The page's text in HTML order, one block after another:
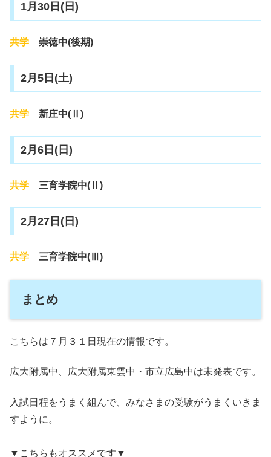
1月30日(日)
共学 崇徳中(後期)
2月5日(土)
共学 新庄中(Ⅱ)
2月6日(日)
共学 三育学院中(Ⅱ)
2月27日(日)
共学 三育学院中(Ⅲ)
まとめ
こちらは７月３１日現在の情報です。
広大附属中、広大附属東雲中・市立広島中は未発表です。
入試日程をうまく組んで、みなさまの受験がうまくいきま
すように。
▼こちらもオススメです▼